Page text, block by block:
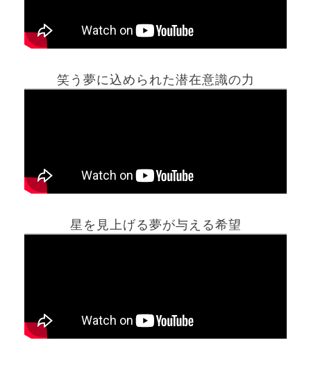
笑う夢に込められた潜在意識の力
星を見上げる夢が与える希望
ホーム
最新記事動画